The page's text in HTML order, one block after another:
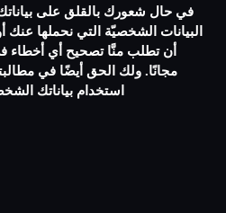
في حال شعورك بالقلق على
البيانات الشخصيّة التي نحملها عنك
أن تطلب منَّا تصحيح أي أخطاء
مجانًا. ولك الحق أيضًا في
استخدام بياناتك